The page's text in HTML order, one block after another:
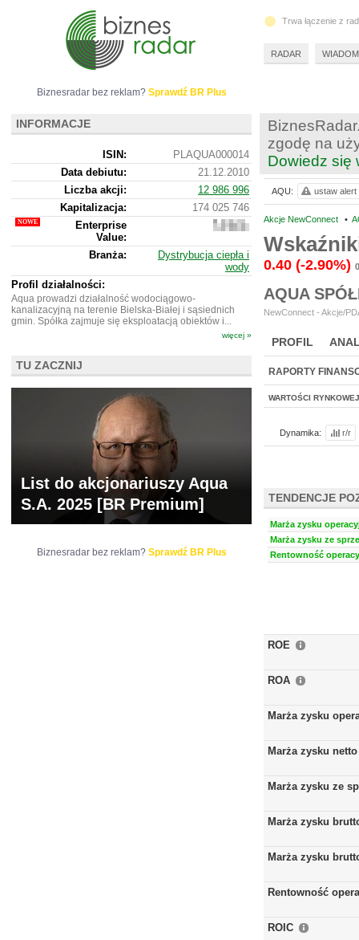
zgodę na
Dowiedz się
Akcje NewConnect •
0.40 (-2.90%)
AQUA
NewConnect - Akcje/
PROFIL
BR LAB
RAPORTY
WARTOŚCI RYNKOWEJ
Dynamika: r/r
TENDENCJE
Marża zysku
Marża zysku ze
Rentowność
ROE
ROA
Marża zysku
Marża zysku netto
Marża zysku ze
Marża zysku
Marża zysku
Rentowność
ROIC
AQU: ustaw alert
Biznesradar bez reklam? Sprawdź BR Plus
INFORMACJE
ISIN:
PLAQUA000014
Data debiutu:
21.12.2010
Liczba akcji:
12 986 996
Kapitalizacja:
174 025 746
Enterprise
Value:
144
746
Branża:
Dystrybucja ciepła i
wody
Profil działalności:
Aqua prowadzi działalność wodociągowo-
kanalizacyjną na terenie Bielska-Białej i sąsiednich
gmin. Spółka zajmuje się eksploatacją obiektów i...
więcej »
TU ZACZNIJ
List do akcjonariuszy Aqua
S.A. 2025 [BR Premium]
Biznesradar bez reklam? Sprawdź BR Plus
Trwa łączenie z
RADAR